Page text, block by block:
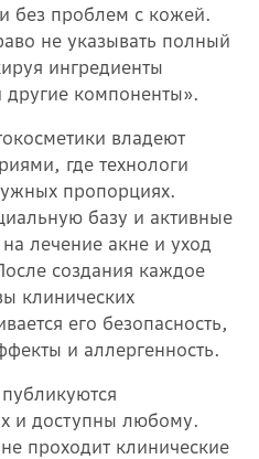
без проблем с кожей.
не указывать полный
ингредиенты
другие компоненты».
владеют
где технологи
пропорциях.
базу и активные
лечение акне и уход
создания каждое
клинических
его безопасность,
и аллергенность.
и доступны любому.
проходит клинические